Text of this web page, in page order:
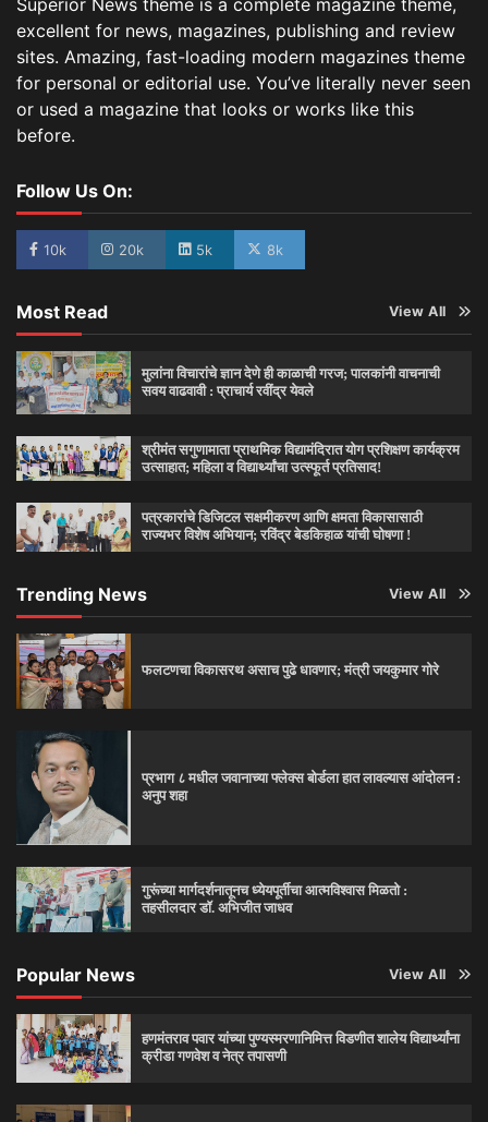
excellent for news, magazines, publishing and review
sites. Amazing, fast-loading modern magazines theme
for personal or editorial use. You’ve literally never seen
or used a magazine that looks or works like this
before.
Follow Us On:
10k 20k 5k 8k
Most Read View All
मुलांना विचारांचे ज्ञान देणे ही काळाची गरज; पालकांनी वाचनाची
सवय वाढवावी : प्राचार्य रवींद्र येवले
श्रीमंत सगुणामाता प्राथमिक विद्यामंदिरात योग प्रशिक्षण कार्यक्रम
उत्साहात; महिला व विद्यार्थ्यांचा उत्स्फूर्त प्रतिसाद!
पत्रकारांचे डिजिटल सक्षमीकरण आणि क्षमता विकासासाठी
राज्यभर विशेष अभियान; रविंद्र बेडकिहाळ यांची घोषणा !
Trending News View All
फलटणचा विकासरथ असाच पुढे धावणार; मंत्री जयकुमार गोरे
प्रभाग ८ मधील जवानाच्या फ्लेक्स बोर्डला हात लावल्यास आंदोलन :
अनुप शहा
गुरूंच्या मार्गदर्शनातूनच ध्येयपूर्तीचा आत्मविश्‍वास मिळतो :
तहसीलदार डॉ. अभिजीत जाधव
Popular News View All
हणमंतराव पवार यांच्या पुण्यस्मरणानिमित्त विडणीत शालेय विद्यार्थ्यांना
क्रीडा गणवेश व नेत्र तपासणी